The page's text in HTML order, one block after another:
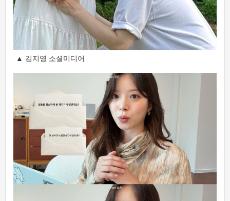
▲ 김지영 소셜미디어